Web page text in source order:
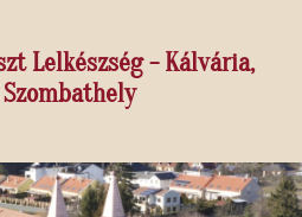
Lelkészség - Kálvária,
Szombathely